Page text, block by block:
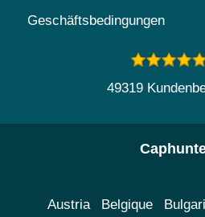
Geschäftsbedingungen
49319
Austria Belgique